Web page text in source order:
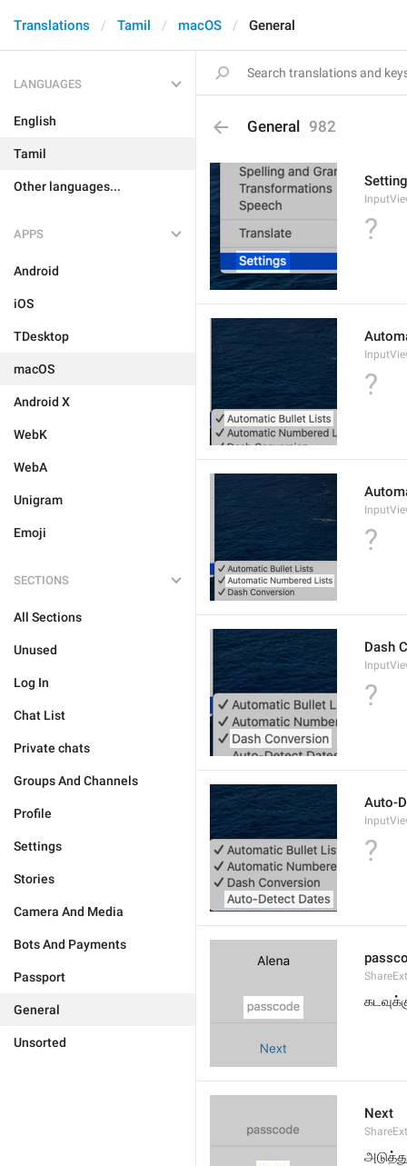
Translations Tamil macOS General
LANGUAGES
English
Tamil
Other languages...
APPS
Android
iOS
TDesktop
macOS
Android X
WebK
WebA
Unigram
Emoji
SECTIONS
All Sections
Unused
Log In
Chat List
Private chats
Groups And Channels
Profile
Settings
Stories
Camera And Media
Bots And Payments
Passport
General
Unsorted
General 982
?
?
?
Dash
?
Auto-
?
Next